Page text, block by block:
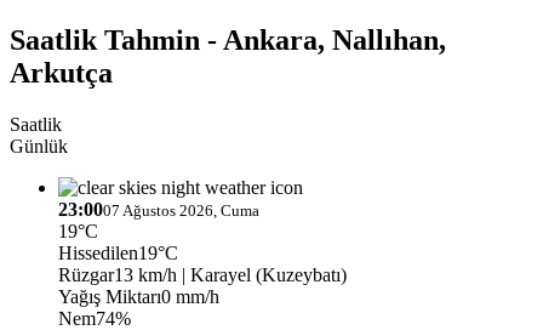
Saatlik Tahmin - Ankara, Nallıhan,
Arkutça
Saatlik
Günlük
23:0007 Ağustos 2026, Cuma
19°C
Hissedilen19°C
Rüzgar13 km/h | Karayel (Kuzeybatı)
Yağış Miktarı0 mm/h
Nem74%